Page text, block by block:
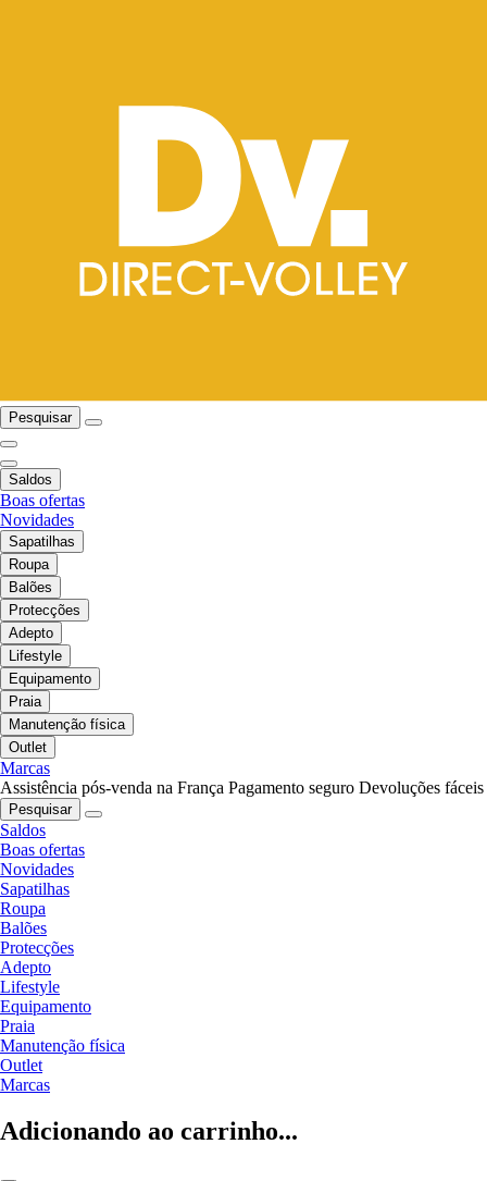
Pesquisar
Saldos
Boas ofertas
Novidades
Sapatilhas
Roupa
Balões
Protecções
Adepto
Lifestyle
Equipamento
Praia
Manutenção física
Outlet
Marcas
Assistência pós-venda na França Pagamento seguro Devoluções fáceis
Pesquisar
Saldos
Boas ofertas
Novidades
Sapatilhas
Roupa
Balões
Protecções
Adepto
Lifestyle
Equipamento
Praia
Manutenção física
Outlet
Marcas
Adicionando ao carrinho...